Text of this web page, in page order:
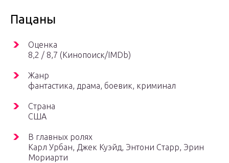
Пацаны
Оценка
8,2 / 8,7 (Кинопоиск/IMDb)
Жанр
фантастика, драма, боевик, криминал
Страна
США
В главных ролях
Карл Урбан, Джек Куэйд, Энтони Старр, Эрин
Мориарти